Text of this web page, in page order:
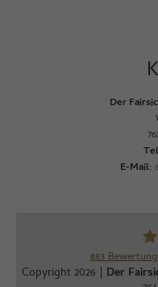
Der
E-Mail:
883
Copyright 2026 | Der